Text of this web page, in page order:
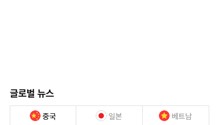
글로벌 뉴스
중국 일본 베트남